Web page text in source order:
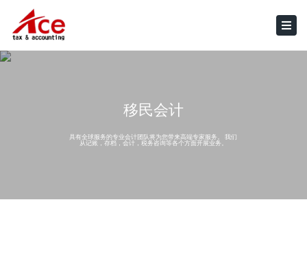
移民会计
具有全球服务的专业会计团队将为您带来高端专家服务。 我们
从记账，存档，会计，税务咨询等各个方面开展业务。